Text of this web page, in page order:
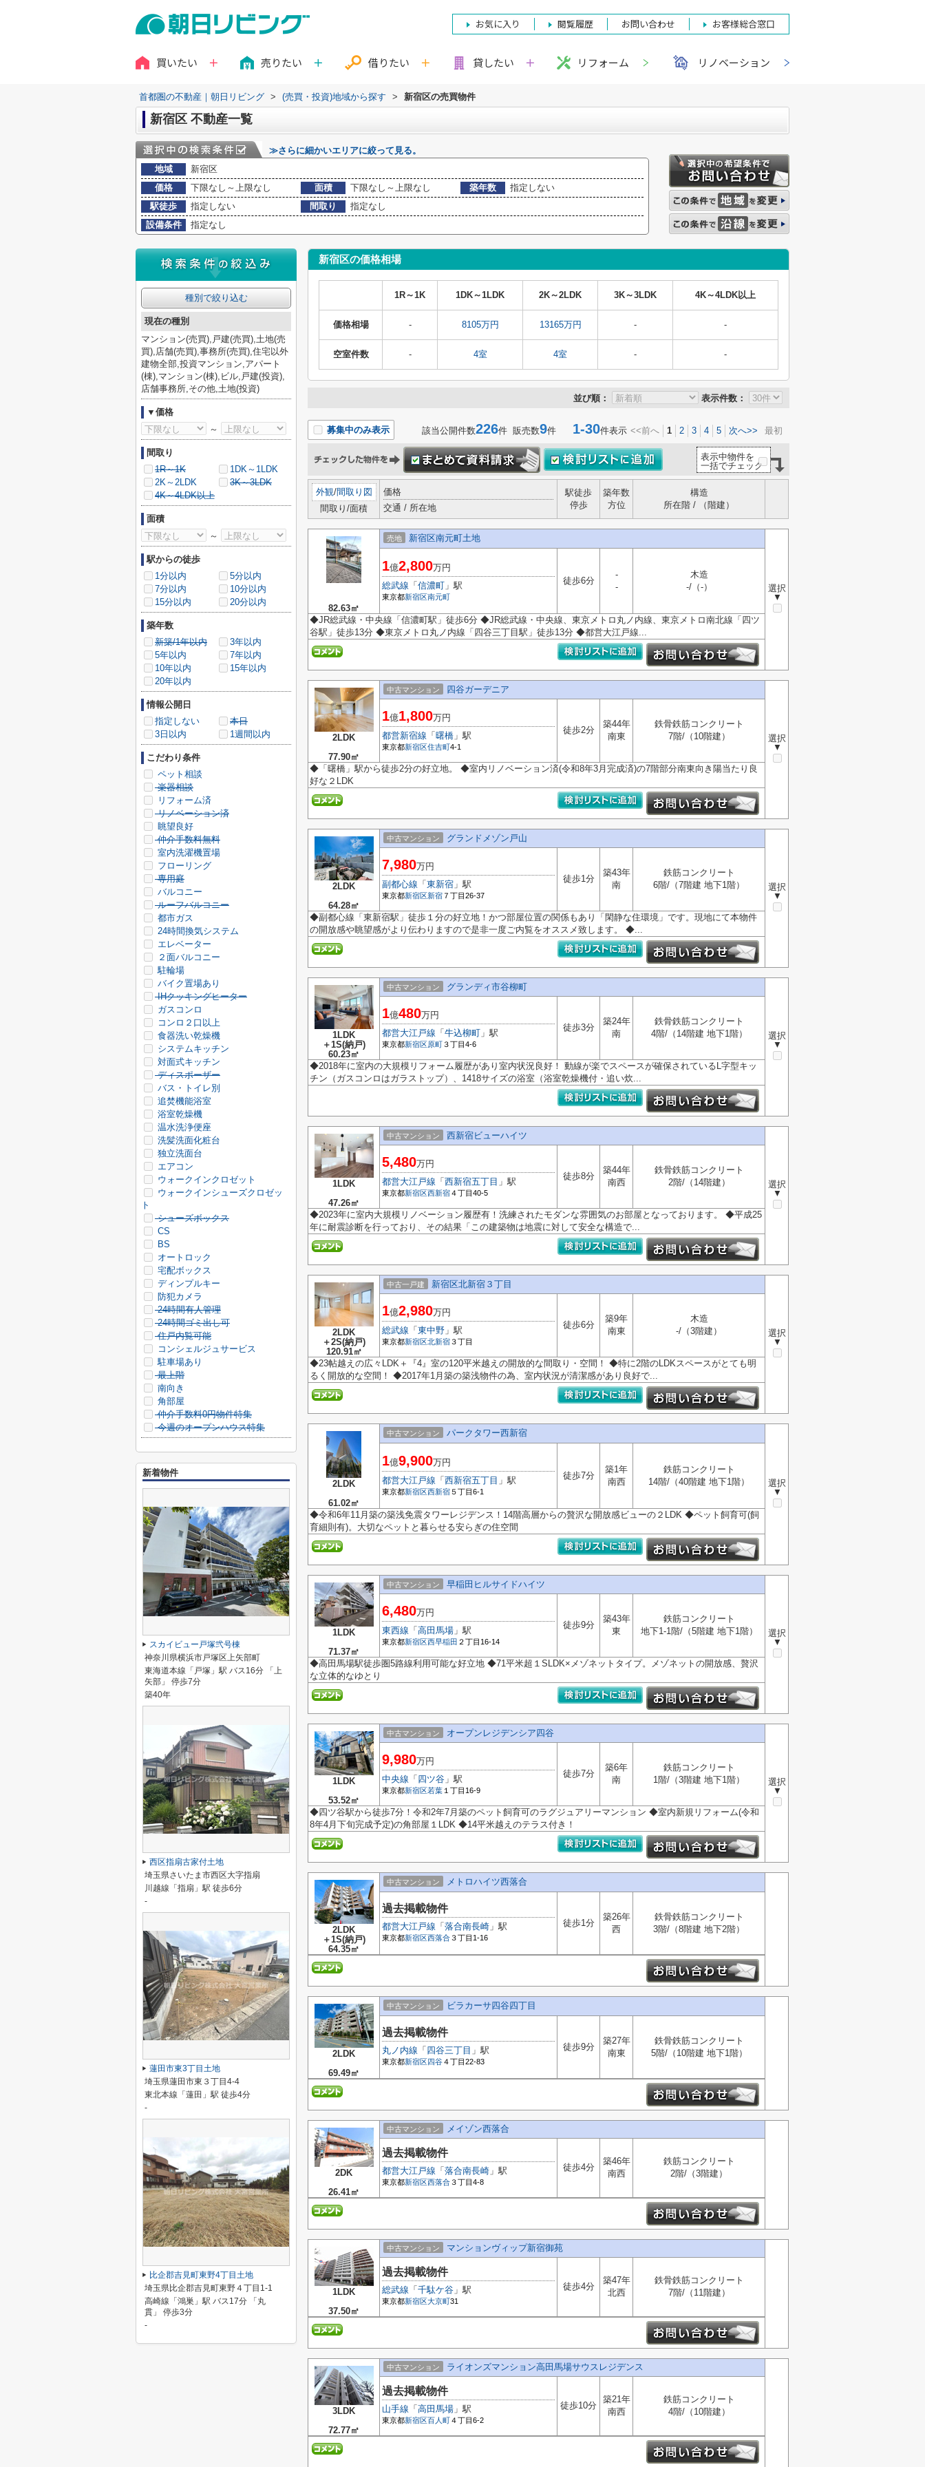
お気に入り 閲覧履歴 お問い合わせ お客様総合窓口
買いたい 売りたい 借りたい 貸したい リフォーム リノベーション
首都圏の不動産｜朝日リビング > (売買・投資)地域から探す > 新宿区の売買物件
新宿区 不動産一覧
≫さらに細かいエリアに絞って見る。
地域
新宿区
価格
下限なし～上限なし 面積 下限なし～上限なし 築年数
指定しない
駅徒歩
指定しない 間取り
指定なし
設備条件
指定なし
新宿区の価格相場
1R～1K 1DK～1LDK 2K～2LDK 3K～3LDK 4K～4LDK以上
価格相場 - 8105万円 13165万円 - -
空室件数 - 4室 4室 - -
並び順： 表示件数：
募集中のみ表示 該当公開件数226件 販売数9件 1-30件表示 <<前へ 1 2 3 4 5 次へ>> 最初
表示中物件を
一括でチェック
外観/間取り図
間取り/面積
価格
交通 / 所在地
駅徒歩
停歩
築年数
方位
構造
所在階 / （階建）
82.63㎡
売地 新宿区南元町土地
選択
▼
1億2,800万円
総武線 「 信濃町 」駅
東京都新宿区南元町
徒歩6分
-
-
木造
-/（-）
◆JR総武線・中央線「信濃町駅」徒歩6分 ◆JR総武線・中央線、東京メトロ丸ノ内線、東京メトロ南北線「四ツ
谷駅」徒歩13分 ◆東京メトロ丸ノ内線「四谷三丁目駅」徒歩13分 ◆都営大江戸線...
2LDK
77.90㎡
中古マンション 四谷ガーデニア
選択
▼
1億1,800万円
都営新宿線 「 曙橋 」駅
東京都新宿区住吉町4-1
徒歩2分
築44年
南東
鉄骨鉄筋コンクリート
7階/（10階建）
◆「曙橋」駅から徒歩2分の好立地。 ◆室内リノベーション済(令和8年3月完成済)の7階部分南東向き陽当たり良
好な２LDK
2LDK
64.28㎡
中古マンション グランドメゾン戸山
選択
▼
7,980万円
副都心線 「 東新宿 」駅
東京都新宿区 新宿 ７丁目26-37
徒歩1分
築43年
南
鉄筋コンクリート
6階/（7階建 地下1階）
◆副都心線「東新宿駅」徒歩１分の好立地！かつ部屋位置の関係もあり「閑静な住環境」です。現地にて本物件
の開放感や眺望感がより伝わりますので是非一度ご内覧をオススメ致します。 ◆...
1LDK
＋1S(納戸)
60.23㎡
中古マンション グランディ市谷柳町
選択
▼
1億480万円
都営大江戸線 「 牛込柳町 」駅
東京都新宿区 原町 ３丁目4-6
徒歩3分
築24年
南
鉄骨鉄筋コンクリート
4階/（14階建 地下1階）
◆2018年に室内の大規模リフォーム履歴があり室内状況良好！ 動線が楽でスペースが確保されているL字型キッ
チン（ガスコンロはガラストップ）、1418サイズの浴室（浴室乾燥機付・追い炊...
1LDK
47.26㎡
中古マンション 西新宿ビューハイツ
選択
▼
5,480万円
都営大江戸線 「 西新宿五丁目 」駅
東京都新宿区西新宿４丁目40-5
徒歩8分
築44年
南西
鉄骨鉄筋コンクリート
2階/（14階建）
◆2023年に室内大規模リノベーション履歴有！洗練されたモダンな雰囲気のお部屋となっております。 ◆平成25
年に耐震診断を行っており、その結果「この建築物は地震に対して安全な構造で...
2LDK
＋2S(納戸)
120.91㎡
中古一戸建 新宿区北新宿３丁目
選択
▼
1億2,980万円
総武線 「 東中野 」駅
東京都新宿区北新宿３丁目
徒歩6分
築9年
南東
木造
-/（3階建）
◆23帖越えの広々LDK＋『4』室の120平米越えの開放的な間取り・空間！ ◆特に2階のLDKスペースがとても明
るく開放的な空間！ ◆2017年1月築の築浅物件の為、室内状況が清潔感があり良好で...
2LDK
61.02㎡
中古マンション パークタワー西新宿
選択
▼
1億9,900万円
都営大江戸線 「 西新宿五丁目 」駅
東京都新宿区西新宿 ５丁目6-1
徒歩7分
築1年
南西
鉄筋コンクリート
14階/（40階建 地下1階）
◆令和6年11月築の築浅免震タワーレジデンス！14階高層からの贅沢な開放感ビューの２LDK ◆ペット飼育可(飼
育細則有)。大切なペットと暮らせる安らぎの住空間
1LDK
71.37㎡
中古マンション 早稲田ヒルサイドハイツ
選択
▼
6,480万円
東西線 「 高田馬場 」駅
東京都新宿区西早稲田 ２丁目16-14
徒歩9分
築43年
東
鉄筋コンクリート
地下1-1階/（5階建 地下1階）
◆高田馬場駅徒歩圏5路線利用可能な好立地 ◆71平米超１SLDK×メゾネットタイプ。メゾネットの開放感、贅沢
な立体的なゆとり
1LDK
53.52㎡
中古マンション オープンレジデンシア四谷
選択
▼
9,980万円
中央線 「 四ツ谷 」駅
東京都新宿区若葉 １丁目16-9
徒歩7分
築6年
南
鉄筋コンクリート
1階/（3階建 地下1階）
◆四ツ谷駅から徒歩7分！令和2年7月築のペット飼育可のラグジュアリーマンション ◆室内新規リフォーム(令和
8年4月下旬完成予定)の角部屋１LDK ◆14平米越えのテラス付き！
2LDK
＋1S(納戸)
64.35㎡
中古マンション メトロハイツ西落合
過去掲載物件
都営大江戸線 「 落合南長崎 」駅
東京都新宿区西落合３丁目1-16
徒歩1分
築26年
西
鉄骨鉄筋コンクリート
3階/（8階建 地下2階）
2LDK
69.49㎡
中古マンション ビラカーサ四谷四丁目
過去掲載物件
丸ノ内線 「 四谷三丁目 」駅
東京都新宿区 四谷４丁目22-83
徒歩9分
築27年
南東
鉄骨鉄筋コンクリート
5階/（10階建 地下1階）
2DK
26.41㎡
中古マンション メイゾン西落合
過去掲載物件
都営大江戸線 「 落合南長崎 」駅
東京都新宿区西落合３丁目4-8
徒歩4分
築46年
南西
鉄筋コンクリート
2階/（3階建）
1LDK
37.50㎡
中古マンション マンションヴィップ新宿御苑
過去掲載物件
総武線 「 千駄ケ谷 」駅
東京都新宿区大京町31
徒歩4分
築47年
北西
鉄骨鉄筋コンクリート
7階/（11階建）
3LDK
72.77㎡
中古マンション ライオンズマンション高田馬場サウスレジデンス
過去掲載物件
山手線 「 高田馬場 」駅
東京都新宿区百人町 ４丁目6-2
徒歩10分
築21年
南西
鉄筋コンクリート
4階/（10階建）
種別で絞り込む
現在の種別
マンション(売買),戸建(売買),土地(売
買),店舗(売買),事務所(売買),住宅以外
建物全部,投資マンション,アパート
(棟),マンション(棟),ビル,戸建(投資),
店舗事務所,その他,土地(投資)
▼価格
～
間取り
1R～1K
1DK～1LDK
2K～2LDK
3K～3LDK
4K～4LDK以上
面積
～
駅からの徒歩
1分以内
5分以内
7分以内
10分以内
15分以内
20分以内
築年数
新築/1年以内
3年以内
5年以内
7年以内
10年以内
15年以内
20年以内
情報公開日
指定しない
本日
3日以内
1週間以内
こだわり条件
ペット相談
楽器相談
リフォーム済
リノベーション済
眺望良好
仲介手数料無料
室内洗濯機置場
フローリング
専用庭
バルコニー
ルーフバルコニー
都市ガス
24時間換気システム
エレベーター
２面バルコニー
駐輪場
バイク置場あり
IHクッキングヒーター
ガスコンロ
コンロ２口以上
食器洗い乾燥機
システムキッチン
対面式キッチン
ディスポーザー
バス・トイレ別
追焚機能浴室
浴室乾燥機
温水洗浄便座
洗髪洗面化粧台
独立洗面台
エアコン
ウォークインクロゼット
ウォークインシューズクロゼッ
ト
シューズボックス
CS
BS
オートロック
宅配ボックス
ディンプルキー
防犯カメラ
24時間有人管理
24時間ゴミ出し可
住戸内覧可能
コンシェルジュサービス
駐車場あり
最上階
南向き
角部屋
仲介手数料0円物件特集
今週のオープンハウス特集
新着物件
スカイビュー戸塚弐号棟
神奈川県横浜市戸塚区上矢部町
東海道本線「戸塚」駅 バス16分 「上
矢部」 停歩7分
築40年
西区指扇古家付土地
埼玉県さいたま市西区大字指扇
川越線「指扇」駅 徒歩6分
-
蓮田市東3丁目土地
埼玉県蓮田市東３丁目4-4
東北本線「蓮田」駅 徒歩4分
-
比企郡吉見町東野4丁目土地
埼玉県比企郡吉見町東野４丁目1-1
高崎線「鴻巣」駅 バス17分 「丸
貫」 停歩3分
-